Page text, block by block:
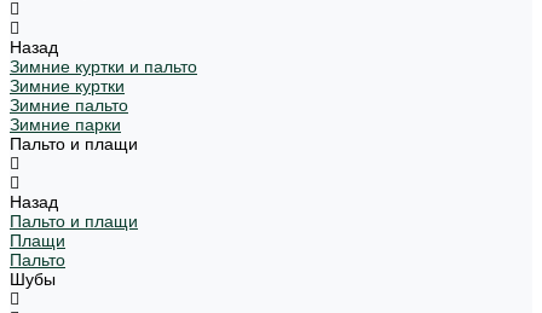
Назад
Зимние куртки и пальто
Зимние куртки
Зимние пальто
Зимние парки
Пальто и плащи
Назад
Пальто и плащи
Плащи
Пальто
Шубы